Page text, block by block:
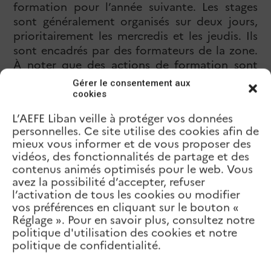
Gérer le consentement aux
cookies
L’AEFE Liban veille à protéger vos données
personnelles. Ce site utilise des cookies afin de
mieux vous informer et de vous proposer des
vidéos, des fonctionnalités de partage et des
contenus animés optimisés pour le web. Vous
avez la possibilité d’accepter, refuser
l’activation de tous les cookies ou modifier
vos préférences en cliquant sur le bouton «
Réglage ». Pour en savoir plus, consultez notre
politique d'utilisation des cookies et notre
politique de confidentialité.
formation pour l’année suivante. Les stages
sont généralement organisés sur deux jours,
prioritairement les mercredis et les jeudis. Ils
sont encadrés par des formateurs de la zone.
À noter que des actions de formation sont
également proposées de façon transversale
ainsi que pour les personnels non enseignants.
Les pratiques de formation évoluent et
l’équipe de formateurs, en lien avec le conseil
pédagogique et scientifique (CPS) de l’IRF est
force de proposition. Ainsi, de nouvelles
modalités de formation ont récemment fait
leur apparition. Les forma’courts sont des
formations bien plus courtes que les stages
traditionnels. Ils peuvent avoir lieu en ligne ou
en présentiel et ont une durée de quelques
heures. Ils permettent d’approfondir une